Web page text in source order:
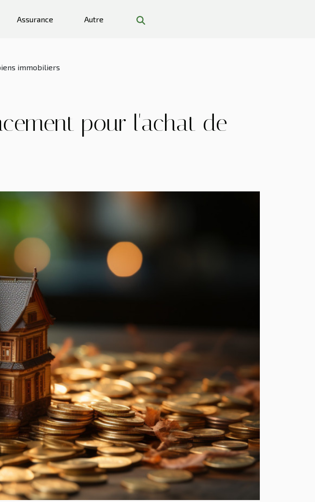
Assurance Autre
immobiliers
pour l'achat de